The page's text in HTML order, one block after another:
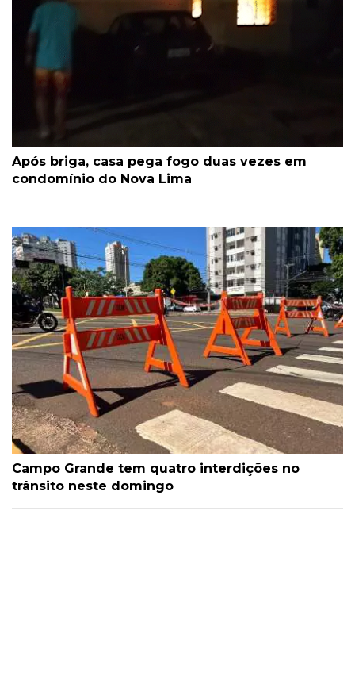
Após briga, casa pega fogo duas vezes em
condomínio do Nova Lima
Campo Grande tem quatro interdições no
trânsito neste domingo